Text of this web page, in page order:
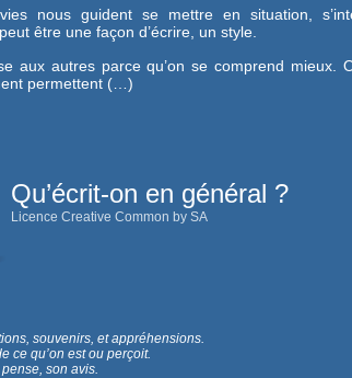
nous guident se mettre en situation,
être une façon d’écrire, un style.
aux autres parce qu’on se comprend
permettent (…)
Qu’écrit-on en général ?
Licence Creative Common by SA
souvenirs, et appréhensions.
ce qu’on est ou perçoit.
pense, son avis.